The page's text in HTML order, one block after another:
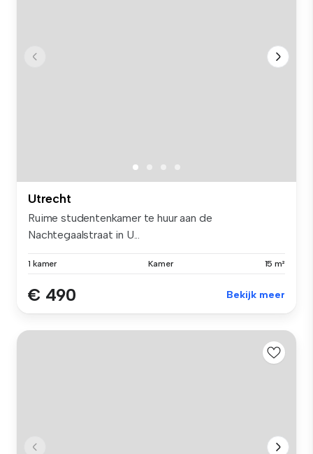
Utrecht
Ruime studentenkamer te huur aan de
Nachtegaalstraat in U...
1 kamer Kamer 15 m²
€ 490 Bekijk meer